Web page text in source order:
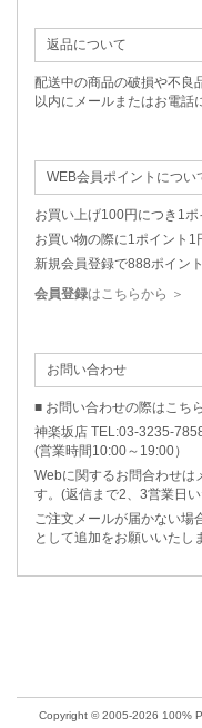
返品について
配送中の商品の破損や不良
以内にメールまたはお電話
WEB会員ポイントについ
お買い上げ100円につき1ポ
お買い物の際に1ポイント1
新規会員登録で888ポイン
会員登録はこちらから ＞
お問い合わせ
■ お問い合わせの際はこち
神楽坂店 TEL:03-3235-
(営業時間10:00～19:00）
Webに関するお問合わせは
す。(返信まで2、3営業日
ご注文メールが届かない場
として追加をお願いいたし
Copyright © 2005-2026 100%